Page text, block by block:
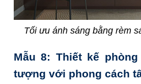
Tối ưu ánh sáng bằng rèm
Mẫu 8: Thiết kế
tượng với phong cách